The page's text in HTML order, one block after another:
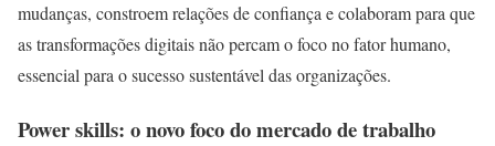
mudanças, constroem relações de confiança e colaboram para que
as transformações digitais não percam o foco no fator humano,
essencial para o sucesso sustentável das organizações.
Power skills: o novo foco do mercado de trabalho